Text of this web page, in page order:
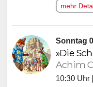
mehr
Sonntag
»Die
Achim
10:30 Uhr |